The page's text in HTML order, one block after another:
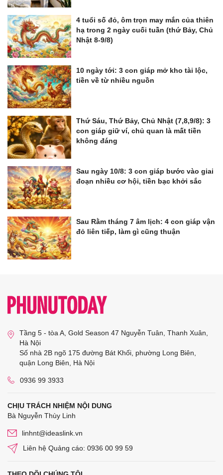
4 tuổi số đỏ, ôm trọn may mắn của thiên
hạ trong 2 ngày cuối tuần (thứ Bảy, Chủ
Nhật 8-9/8)
10 ngày tới: 3 con giáp mở kho tài lộc,
tiền về từ nhiều nguồn
Thứ Sáu, Thứ Bảy, Chủ Nhật (7,8,9/8): 3
con giáp giữ ví, chủ quan là mất tiền
không đáng
Sau ngày 10/8: 3 con giáp bước vào giai
đoạn nhiều cơ hội, tiền bạc khởi sắc
Sau Rằm tháng 7 âm lịch: 4 con giáp vận
đỏ liên tiếp, làm gì cũng thuận
Tầng 5 - tòa A, Gold Season 47 Nguyễn Tuân, Thanh Xuân,
Hà Nội
Số nhà 2B ngõ 175 đường Bát Khối, phường Long Biên,
quận Long Biên, Hà Nội
0936 99 3933
CHỊU TRÁCH NHIỆM NỘI DUNG
Bà Nguyễn Thùy Linh
linhnt@ideaslink.vn
Liên hệ Quảng cáo: 0936 00 99 59